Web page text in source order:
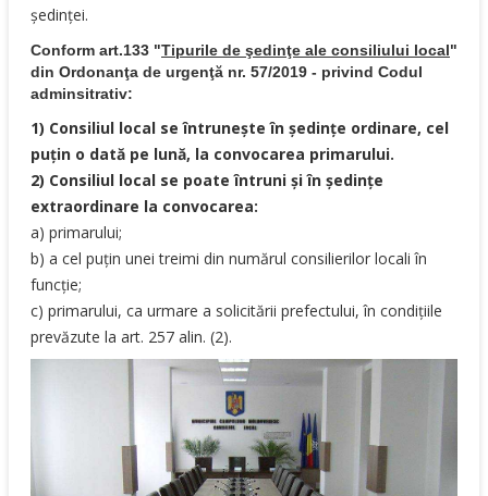
ședinței.
Conform art.133 "Tipurile de şedinţe ale consiliului local"
din Ordonanţa de urgenţă nr. 57/2019 - privind Codul
adminsitrativ:
1) Consiliul local se întruneşte în şedinţe ordinare, cel
puţin o dată pe lună, la convocarea primarului.
2) Consiliul local se poate întruni şi în şedinţe
extraordinare la convocarea:
a) primarului;
b) a cel puţin unei treimi din numărul consilierilor locali în
funcţie;
c) primarului, ca urmare a solicitării prefectului, în condiţiile
prevăzute la art. 257 alin. (2).